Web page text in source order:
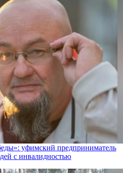
уфимский предприниматель
с инвалидностью